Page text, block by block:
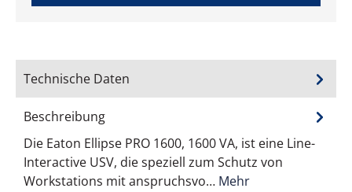
Technische Daten
Beschreibung
Die Eaton Ellipse PRO 1600, 1600 VA, ist eine Line-
Interactive USV, die speziell zum Schutz von
Workstations mit anspruchsvo… Mehr